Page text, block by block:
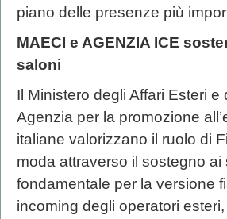
piano delle presenze più
MAECI e AGENZIA ICE
saloni
Il Ministero degli Affari Esteri
Agenzia per la promozione
italiane valorizzano il ruolo di
moda attraverso il sostegno
fondamentale per la versione
incoming degli operatori